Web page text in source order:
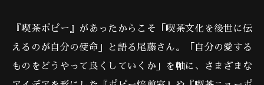
『喫茶ポピー』があったからこそ「喫茶文化を後世に伝
えるのが自分の使命」と語る尾藤さん。「自分の愛する
ものをどうやって良くしていくか」を軸に、さまざまな